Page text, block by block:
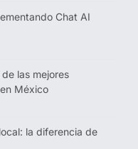
Chat AI
las mejores
México
la diferencia de